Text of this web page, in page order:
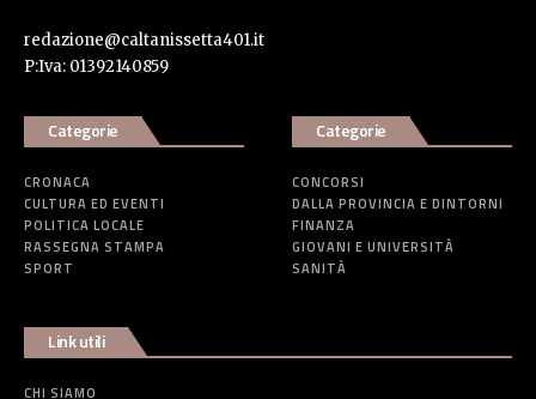
redazione@caltanissetta401.it
P:Iva: 01392140859
Categorie
CRONACA
CULTURA ED EVENTI
POLITICA LOCALE
RASSEGNA STAMPA
SPORT
Categorie
CONCORSI
DALLA PROVINCIA E DINTORNI
FINANZA
GIOVANI E UNIVERSITÀ
SANITÀ
Link utili
CHI SIAMO